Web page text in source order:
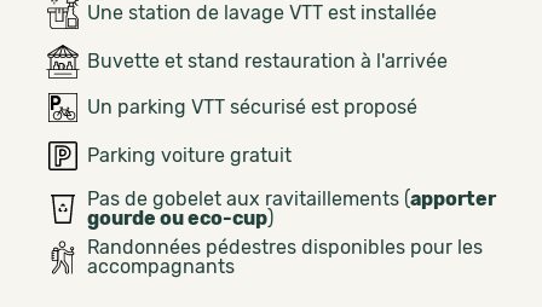
Une station de lavage VTT est installée
Buvette et stand restauration à l'arrivée
Un parking VTT sécurisé est proposé
Parking voiture gratuit
Pas de gobelet aux ravitaillements (apporter
gourde ou eco-cup)
Randonnées pédestres disponibles pour les
accompagnants